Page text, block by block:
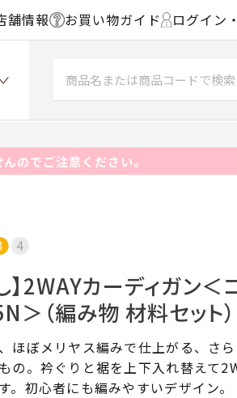
舗情報 お買い物ガイド ログイン
のでご注意ください。
】2WAYカーディガン＜
＞（編み物 材料セット）
ほぼメリヤス編みで仕上がる、さ
の。衿ぐりと裾を上下入れ替えて
。初心者にも編みやすいデザイン。